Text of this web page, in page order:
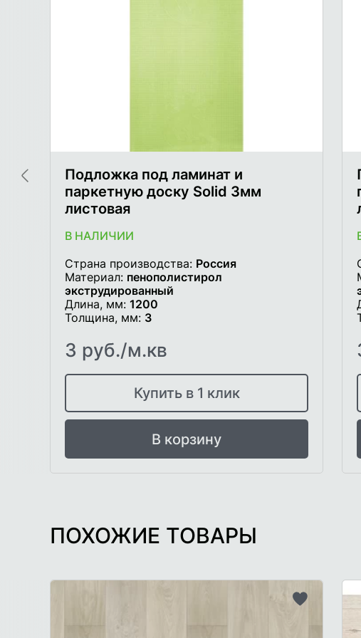
Подложка под ламинат и
паркетную доску Solid 3мм
листовая
В НАЛИЧИИ
Страна производства: Россия
Материал: пенополистирол
экструдированный
Длина, мм: 1200
Толщина, мм: 3
3 руб./м.кв
Купить в 1 клик
В корзину
ПОХОЖИЕ ТОВАРЫ